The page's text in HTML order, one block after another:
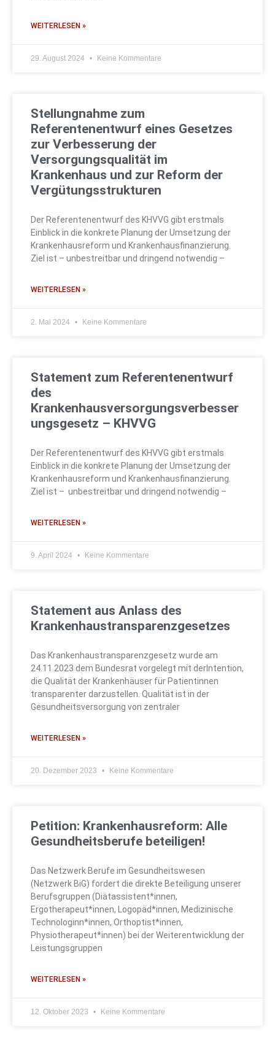
WEITERLESEN »
29. August 2024 Keine Kommentare
Stellungnahme zum
Referentenentwurf eines Gesetzes
zur Verbesserung der
Versorgungsqualität im
Krankenhaus und zur Reform der
Vergütungsstrukturen
Der Referentenentwurf des KHVVG gibt erstmals
Einblick in die konkrete Planung der Umsetzung der
Krankenhausreform und Krankenhausfinanzierung.
Ziel ist – unbestreitbar und dringend notwendig –
WEITERLESEN »
2. Mai 2024 Keine Kommentare
Statement zum Referentenentwurf
des
Krankenhausversorgungsverbesser
ungsgesetz – KHVVG
Der Referentenentwurf des KHVVG gibt erstmals
Einblick in die konkrete Planung der Umsetzung der
Krankenhausreform und Krankenhausfinanzierung.
Ziel ist – unbestreitbar und dringend notwendig –
WEITERLESEN »
9. April 2024 Keine Kommentare
Statement aus Anlass des
Krankenhaustransparenzgesetzes
Das Krankenhaustransparenzgesetz wurde am
24.11.2023 dem Bundesrat vorgelegt mit derIntention,
die Qualität der Krankenhäuser für Patientinnen
transparenter darzustellen. Qualität ist in der
Gesundheitsversorgung von zentraler
WEITERLESEN »
20. Dezember 2023 Keine Kommentare
Petition: Krankenhausreform: Alle
Gesundheitsberufe beteiligen!
Das Netzwerk Berufe im Gesundheitswesen
(Netzwerk BiG) fordert die direkte Beteiligung unserer
Berufsgruppen (Diätassistent*innen,
Ergotherapeut*innen, Logopäd*innen, Medizinische
Technologinn*innen, Orthoptist*innen,
Physiotherapeut*innen) bei der Weiterentwicklung der
Leistungsgruppen
WEITERLESEN »
12. Oktober 2023 Keine Kommentare